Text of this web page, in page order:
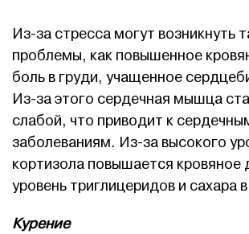
Из-за стресса могут возникнуть
проблемы, как повышенное
боль в груди, учащенное
Из-за этого сердечная мышца
слабой, что приводит к
заболеваниям. Из-за высокого
кортизола повышается кровяное
уровень триглицеридов и сахара
Курение